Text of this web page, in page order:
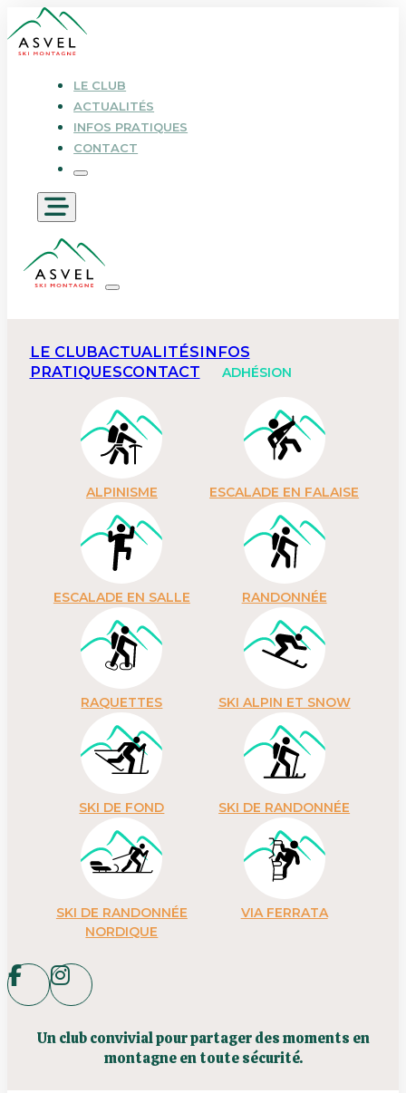
LE CLUB
ACTUALITÉS
INFOS PRATIQUES
CONTACT
LE CLUBACTUALITÉSINFOS
PRATIQUESCONTACT ADHÉSION
ALPINISME ESCALADE EN FALAISE
ESCALADE EN SALLE RANDONNÉE
RAQUETTES SKI ALPIN ET SNOW
SKI DE FOND SKI DE RANDONNÉE
SKI DE RANDONNÉE
NORDIQUE
VIA FERRATA
Un club convivial pour partager des moments en
montagne en toute sécurité.